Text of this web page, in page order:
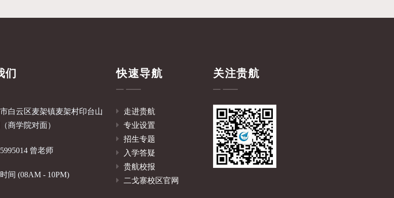
们
白云区麦架镇麦架村印台山
商学院对面）
曾老师
间 (08AM - 10PM)
快速导航
走进贵航
专业设置
招生专题
入学答疑
贵航校报
二戈寨校区官网
关注贵航